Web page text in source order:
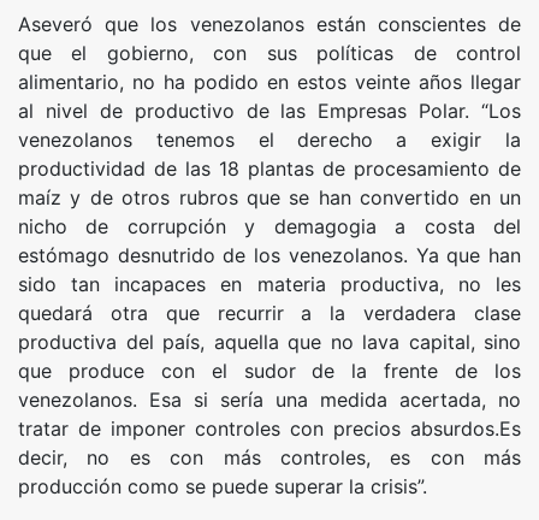
Aseveró que los venezolanos están conscientes de
que el gobierno, con sus políticas de control
alimentario, no ha podido en estos veinte años llegar
al nivel de productivo de las Empresas Polar. “Los
venezolanos tenemos el derecho a exigir la
productividad de las 18 plantas de procesamiento de
maíz y de otros rubros que se han convertido en un
nicho de corrupción y demagogia a costa del
estómago desnutrido de los venezolanos. Ya que han
sido tan incapaces en materia productiva, no les
quedará otra que recurrir a la verdadera clase
productiva del país, aquella que no lava capital, sino
que produce con el sudor de la frente de los
venezolanos. Esa si sería una medida acertada, no
tratar de imponer controles con precios absurdos.Es
decir, no es con más controles, es con más
producción como se puede superar la crisis”.